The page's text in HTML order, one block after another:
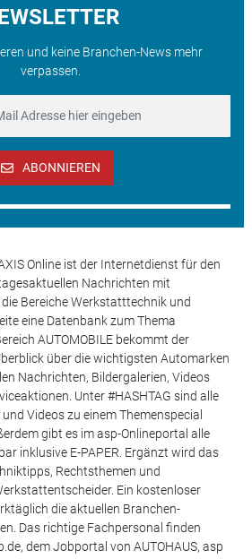
und keine Branchen-News mehr
verpassen.
ABONNIEREN
Online ist der Internetdienst für den
Nachrichten mit
Bereiche Werkstatttechnik und
eine Datenbank zum Thema
AUTOMOBILE bekommt der
über die wichtigsten Automarken
Nachrichten, Bildergalerien, Videos
Unter #HASHTAG sind alle
Videos zu einem Themenspecial
gibt es im asp-Onlineportal alle
inklusive E-PAPER. Ergänzt wird das
Rechtsthemen und
Ein kostenloser
die aktuellen Branchen-
Das richtige Fachpersonal finden
dem Jobportal von AUTOHAUS, asp